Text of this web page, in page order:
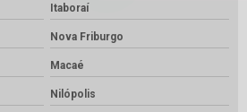
Itaboraí
Nova Friburgo
Macaé
Nilópolis